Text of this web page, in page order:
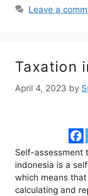
Leave a
Taxation
April 4, 2023 by
Self-assessment
indonesia is a
which means
calculating and